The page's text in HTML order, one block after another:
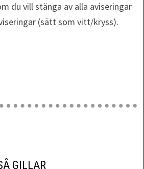
du vill stänga av alla aviseringar
(sätt som vitt/kryss).
GILLAR